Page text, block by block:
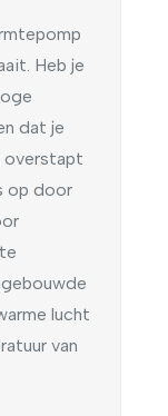
Heb je
dat je
overstapt
op door
lucht
van